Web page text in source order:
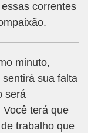
correntes
minuto,
sua falta
será
terá que
trabalho que